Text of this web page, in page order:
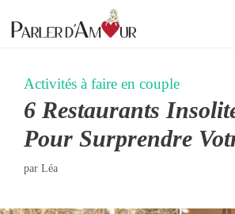
au
Activités à faire en couple
6 Restaurants
Pour Surprendre
par Léa